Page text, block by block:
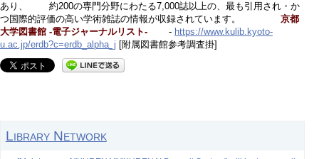
あり、 約200の専門分野にわたる7,000誌以上の、最も引用され・か
つ国際的評価の高い学術雑誌の情報が収録されています。 京都
大学図書館 -電子ジャーナルリスト- - https://www.kulib.kyoto-
u.ac.jp/erdb?c=erdb_alpha_j [附属図書館参考調査掛]
Library Network